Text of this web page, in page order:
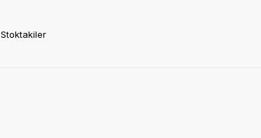
Stoktakiler